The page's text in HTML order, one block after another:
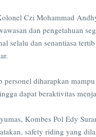
Czi Mohammad
dan pengetahuan
selalu dan senantiasa
personel diharapkan
dapat beraktivitas
Kombes Pol Edy
safety riding yang